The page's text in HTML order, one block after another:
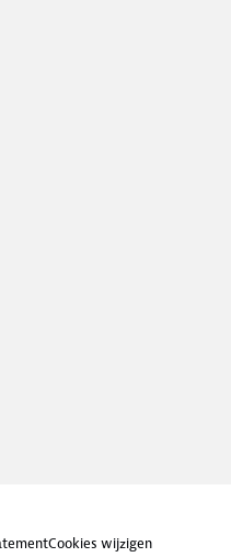
Cookies wijzigen